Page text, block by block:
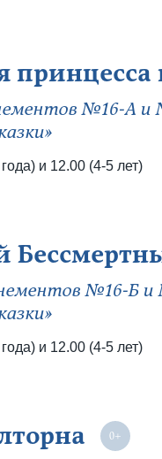
принцесса
№16-А и
и 12.00 (4-5 лет)
№16-Б и
и 12.00 (4-5 лет)